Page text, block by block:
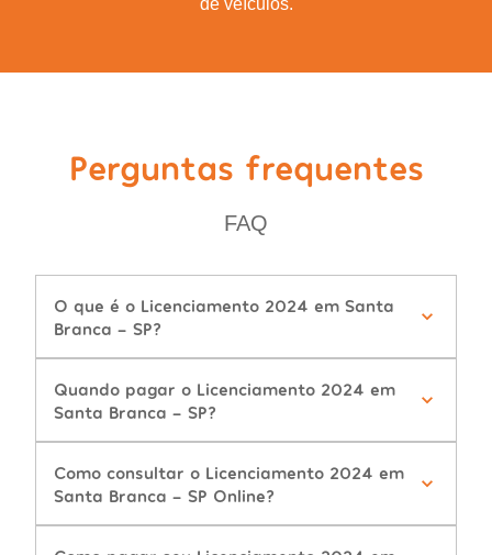
de veículos.
Perguntas frequentes
FAQ
O que é o Licenciamento 2024 em Santa
Branca - SP?
Quando pagar o Licenciamento 2024 em
Santa Branca - SP?
Como consultar o Licenciamento 2024 em
Santa Branca - SP Online?